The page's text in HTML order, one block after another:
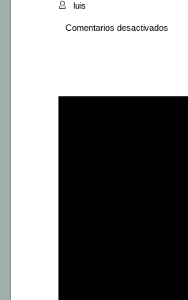
luis
Comentarios desactivados
Agua